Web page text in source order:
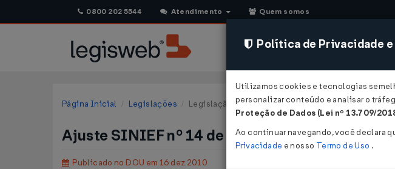
0800 202 5544 Atendimento Quem somos
CONSULTORIA
Página Inicial Legislações Legislação Federal
Ajuste SINIEF nº 14 de 10/12/2010
Publicado no DOU em 16 dez 2010
Política de Privacidade e
Utilizamos cookies e tecnologias
personalizar conteúdo e analisar o
Proteção de Dados (Lei nº 13.709/
Ao continuar navegando, você declara
Privacidade e nosso Termo de Uso .